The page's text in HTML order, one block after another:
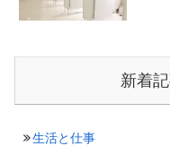
新着
生活と仕事